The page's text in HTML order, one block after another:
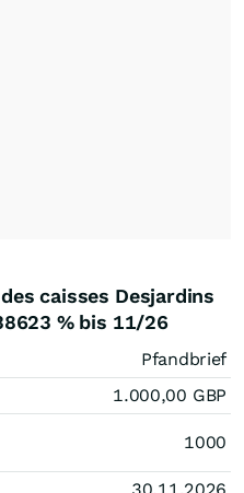
caisses Desjardins
% bis 11/26
Pfandbrief
1.000,00 GBP
1000